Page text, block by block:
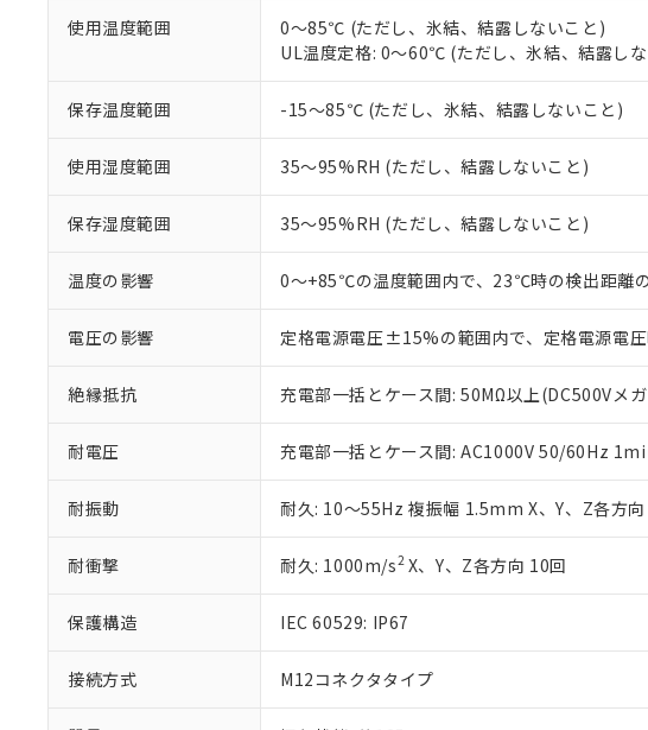
使用温度範囲
0～85℃ (ただし、氷結、結露しないこと)
UL温度定格: 0～60℃ (ただし、氷結、結露し
保存温度範囲 -15～85℃ (ただし、氷結、結露しないこと)
使用湿度範囲 35～95%RH (ただし、結露しないこと)
保存湿度範囲 35～95%RH (ただし、結露しないこと)
温度の影響 0～+85℃の温度範囲内で、23℃時の検出距離
電圧の影響 定格電源電圧±15%の範囲内で、定格電源電
絶縁抵抗 充電部一括とケース間: 50MΩ以上(DC500Vメ
耐電圧 充電部一括とケース間: AC1000V 50/60Hz
耐振動 耐久: 10～55Hz 複振幅 1.5mm X、Y、Z各方
耐衝撃 耐久: 1000m/s2X、Y、Z各方向 10回
保護構造 IEC 60529: IP67
接続方式 M12コネクタタイプ
正式な納期状況および標準
当社販売員にご相談ください
オムロン制御機器販売店や
在庫状況および標準価格結
す。
マイパーツ機能（部品リス
ている必要があります。
お客様が当ウェブサイト上
さい。
※当社の共同利用者とは、"
いる法人を指します。
※2 対応予定月
部品在庫の切り替え状況などに
※3 非含有証明書ダウンロード
下記の非含有証明書をダウンロー
EU RoHS指令（10物質）の非含
51物質の非含有証明書（当社基
※本証明書は発行日時点で非含有
また、RoHS指令のフタル酸エ
混在することから備考欄に対応日
既に当社にて対応品への在庫切
※2 環境保護使用期限
「ｅ」：有害物質（10物質）のす
「10」：通常の使用状況下にお
味します。
「－」：未確認です。当社販売
当社は、貴社製品を第三者
また当社は、販売先および
たしません。
△ 一定数には満たないが在
機器販売店・当社販売
空
白
受注生産機種、また在